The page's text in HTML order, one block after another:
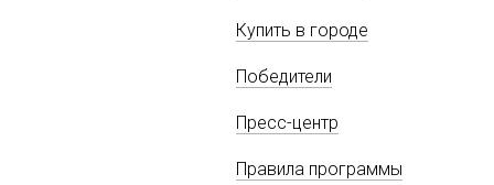
Купить в городе
Победители
Пресс-центр
Правила программы